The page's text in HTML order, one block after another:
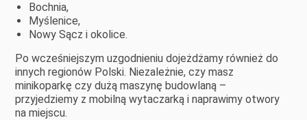
Bochnia,
Myślenice,
Nowy Sącz i okolice.
Po wcześniejszym uzgodnieniu dojeżdżamy również do
innych regionów Polski. Niezależnie, czy masz
minikoparkę czy dużą maszynę budowlaną –
przyjedziemy z mobilną wytaczarką i naprawimy otwory
na miejscu.